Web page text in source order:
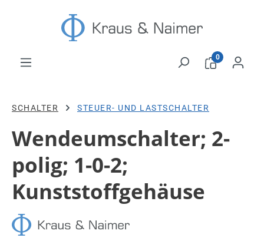
Zum Hauptinhalt springen
0
SCHALTER STEUER- UND LASTSCHALTER
Wendeumschalter; 2-
polig; 1-0-2;
Kunststoffgehäuse